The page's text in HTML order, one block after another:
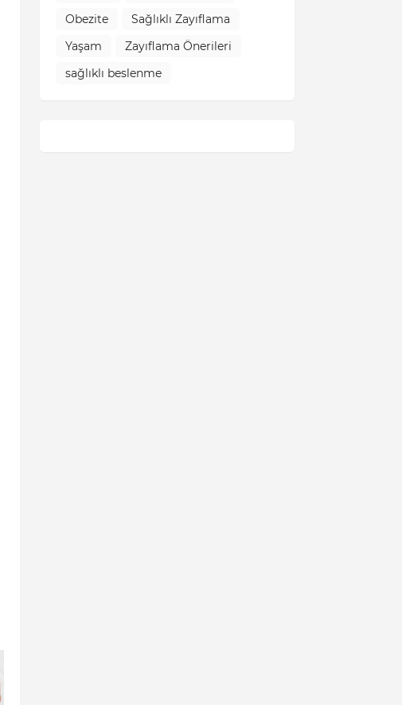
Obezite
Sağlıklı Zayıflama
Yaşam
Zayıflama Önerileri
sağlıklı beslenme